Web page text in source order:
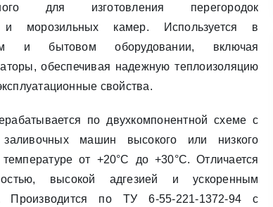
для изготовления перегородок
и морозильных камер. Используется в
и бытовом оборудовании, включая
обеспечивая надежную теплоизоляцию
свойства.
по двухкомпонентной схеме с
машин высокого или низкого
от +20°C до +30°C. Отличается
высокой адгезией и ускоренным
Производится по ТУ 6-55-221-1372-94 с